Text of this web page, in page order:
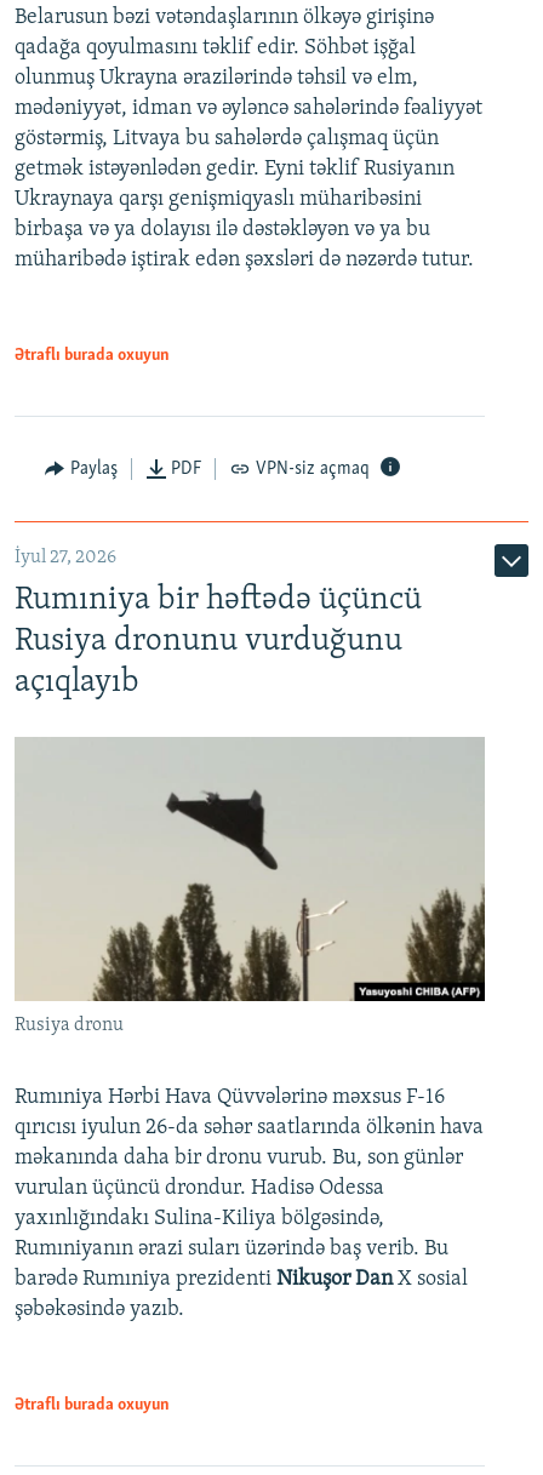
Belarusun bəzi vətəndaşlarının ölkəyə girişinə
qadağa qoyulmasını təklif edir. Söhbət işğal
olunmuş Ukrayna ərazilərində təhsil və elm,
mədəniyyət, idman və əyləncə sahələrində fəaliyyət
göstərmiş, Litvaya bu sahələrdə çalışmaq üçün
getmək istəyənlədən gedir. Eyni təklif Rusiyanın
Ukraynaya qarşı genişmiqyaslı müharibəsini
birbaşa və ya dolayısı ilə dəstəkləyən və ya bu
müharibədə iştirak edən şəxsləri də nəzərdə tutur.
Ətraflı burada oxuyun
Paylaş PDF VPN-siz açmaq
İyul 27, 2026
Rumıniya bir həftədə üçüncü
Rusiya dronunu vurduğunu
açıqlayıb
Rusiya dronu
Rumıniya Hərbi Hava Qüvvələrinə məxsus F-16
qırıcısı iyulun 26-da səhər saatlarında ölkənin hava
məkanında daha bir dronu vurub. Bu, son günlər
vurulan üçüncü drondur. Hadisə Odessa
yaxınlığındakı Sulina-Kiliya bölgəsində,
Rumıniyanın ərazi suları üzərində baş verib. Bu
barədə Rumıniya prezidenti Nikuşor DanX sosial
şəbəkəsində yazıb.
Ətraflı burada oxuyun